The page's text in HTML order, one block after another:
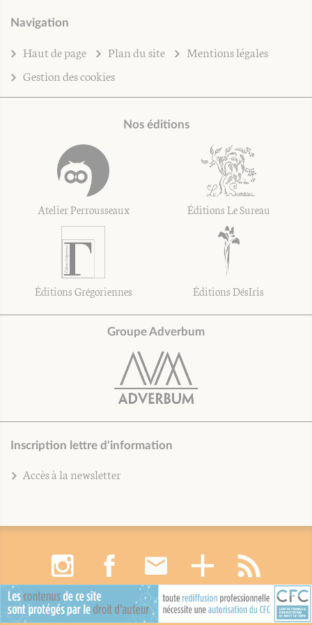
Navigation
Haut de page Plan du site
Mentions légales
Gestion des cookies
Nos éditions
Atelier Perrousseaux Éditions Le Sureau
Éditions Grégoriennes Éditions DésIris
Groupe Adverbum
Inscription lettre d'information
Accès à la newsletter